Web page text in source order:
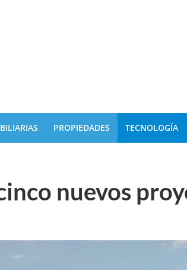
PROPIEDADES TECNOLOGÍA
nuevos